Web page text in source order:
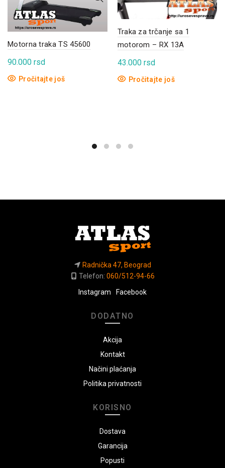
Motorna traka TS 45600
90.000 rsd
Pročitajte još
Traka za trčanje sa 1
motorom – RX 13A
43.000 rsd
Pročitajte još
Radnička 47, Beograd
Telefon: 060/512-94-66
Instagram
Facebook
DODATNO
Akcija
Kontakt
Načini plaćanja
Politika privatnosti
KORISNO
Dostava
Garancija
Popusti